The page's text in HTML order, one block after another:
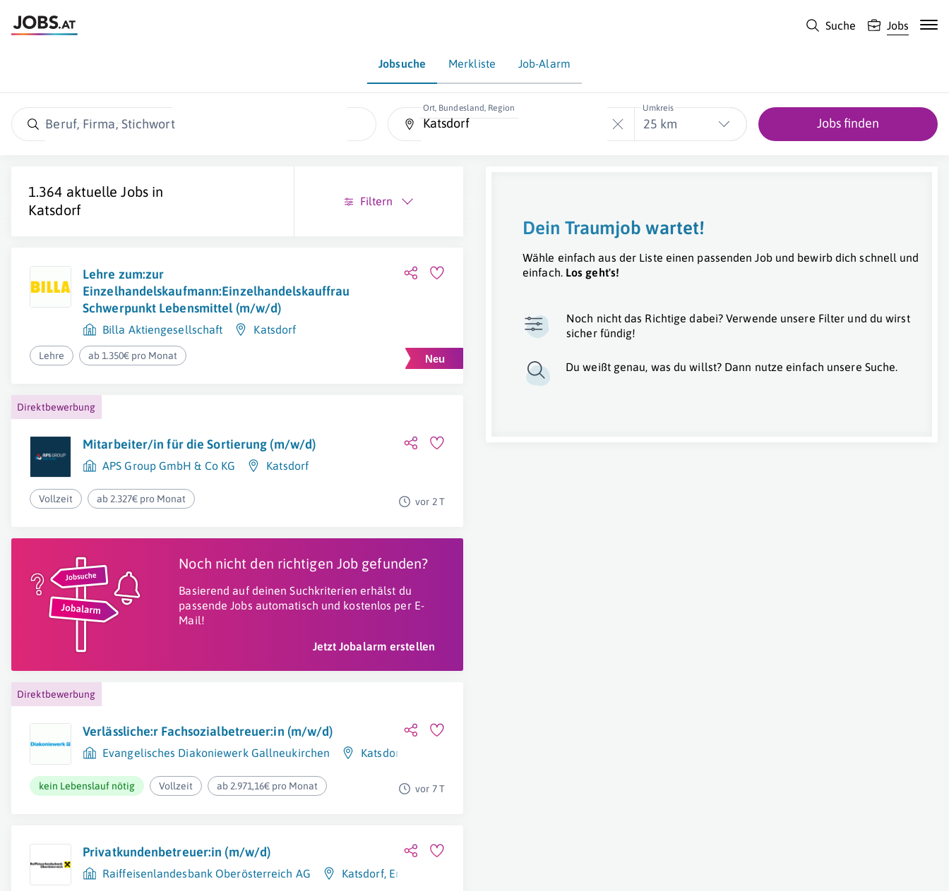
Suche Jobs
Jobsuche Merkliste Job-Alarm
Beruf, Firma, Stichwort
Ort, Bundesland, Region Umkreis
25 km Jobs finden
1.364 aktuelle Jobs in
Katsdorf
Filtern
Lehre zum:zur
Einzelhandelskaufmann:Einzelhandelskauffrau
Schwerpunkt Lebensmittel (m/w/d)
Billa Aktiengesellschaft Katsdorf
Lehre ab 1.350€ pro Monat
Direktbewerbung
Mitarbeiter/in für die Sortierung (m/w/d)
APS Group GmbH & Co KG Katsdorf
Vollzeit ab 2.327€ pro Monat vor 2 T
Noch nicht den richtigen Job gefunden?
Basierend auf deinen Suchkriterien erhälst du
passende Jobs automatisch und kostenlos per E-
Mail!
Jetzt Jobalarm erstellen
Direktbewerbung
Verlässliche:r Fachsozialbetreuer:in (m/w/d)
Evangelisches Diakoniewerk Gallneukirchen Katsdorf
kein Lebenslauf nötig Vollzeit ab 2.971,16€ pro Monat vor 7 T
Privatkundenbetreuer:in (m/w/d)
Raiffeisenlandesbank Oberösterreich AG Katsdorf, Engerwitzdorf
Dein Traumjob wartet!
Wähle einfach aus der Liste einen passenden Job und bewirb dich schnell und
einfach. Los geht's!
Noch nicht das Richtige dabei? Verwende unsere Filter und du wirst
sicher fündig!
Du weißt genau, was du willst? Dann nutze einfach unsere Suche.